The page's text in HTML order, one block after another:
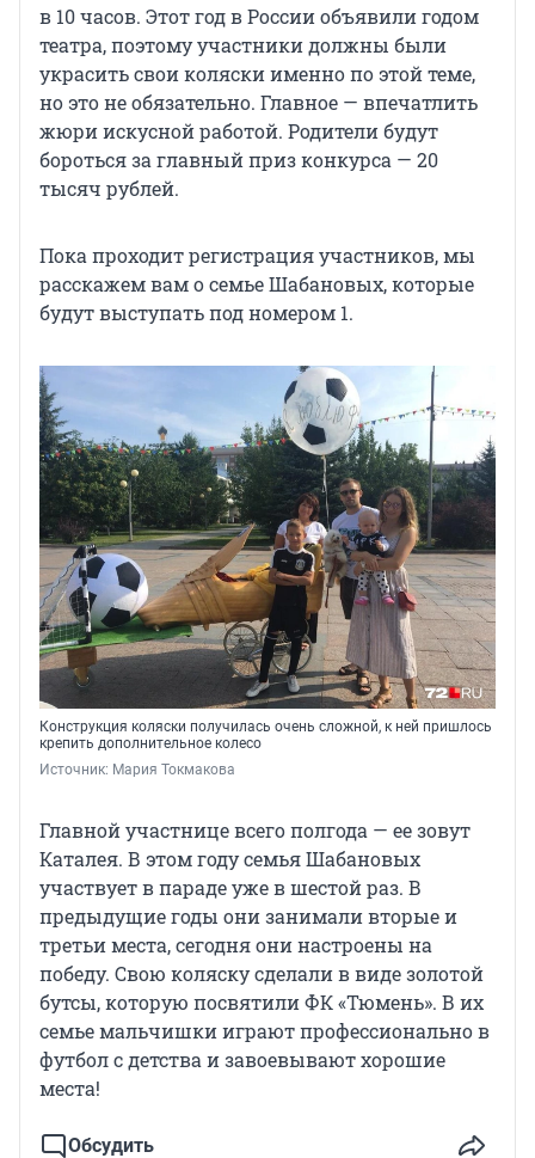
в 10 часов. Этот год в России объявили годом
театра, поэтому участники должны были
украсить свои коляски именно по этой теме,
но это не обязательно. Главное — впечатлить
жюри искусной работой. Родители будут
бороться за главный приз конкурса — 20
тысяч рублей.
Пока проходит регистрация участников, мы
расскажем вам о семье Шабановых, которые
будут выступать под номером 1.
Конструкция коляски получилась очень сложной, к ней пришлось
крепить дополнительное колесо
Источник: Мария Токмакова
Главной участнице всего полгода — ее зовут
Каталея. В этом году семья Шабановых
участвует в параде уже в шестой раз. В
предыдущие годы они занимали вторые и
третьи места, сегодня они настроены на
победу. Свою коляску сделали в виде золотой
бутсы, которую посвятили ФК «Тюмень». В их
семье мальчишки играют профессионально в
футбол с детства и завоевывают хорошие
места!
Обсудить